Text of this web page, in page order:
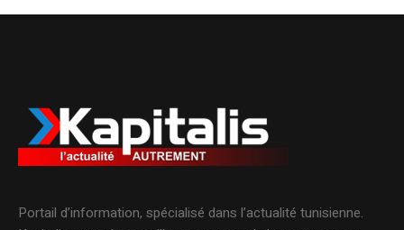
Portail d’information, spécialisé dans l’actualité tunisienne.